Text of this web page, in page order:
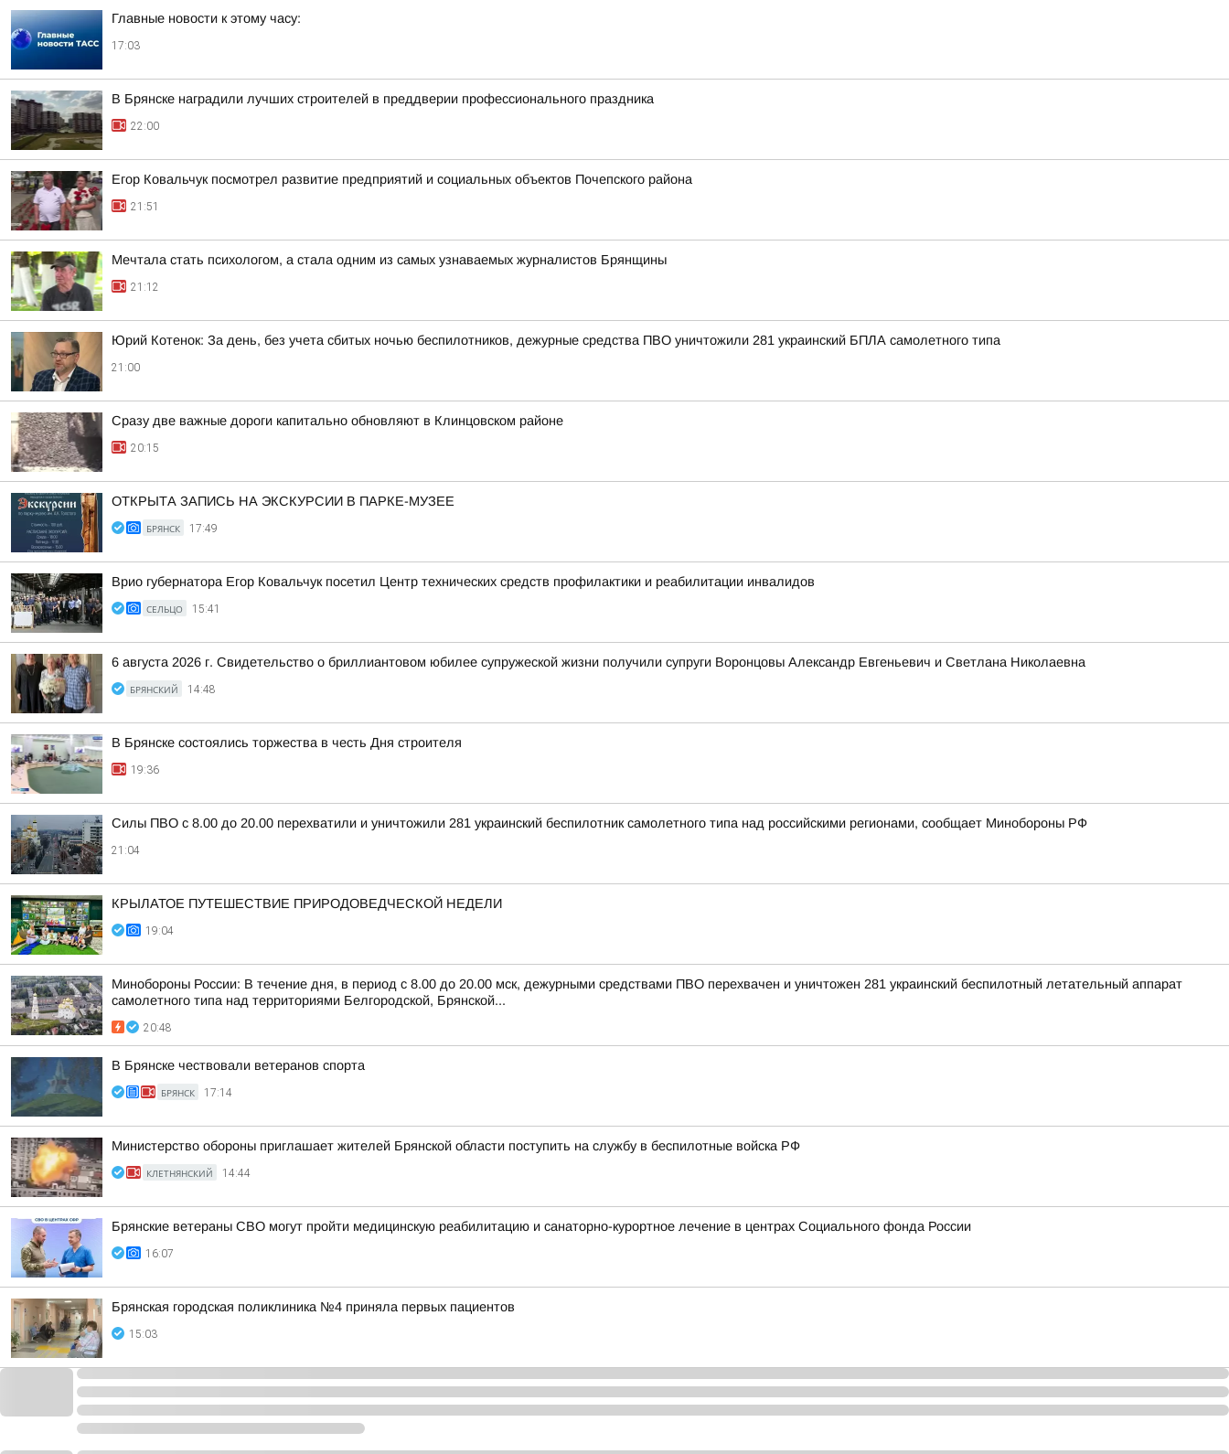
Главные новости к этому часу:
17:03
В Брянске наградили лучших строителей в преддверии профессионального праздника
22:00
Егор Ковальчук посмотрел развитие предприятий и социальных объектов Почепского района
21:51
Мечтала стать психологом, а стала одним из самых узнаваемых журналистов Брянщины
21:12
Юрий Котенок: За день, без учета сбитых ночью беспилотников, дежурные средства ПВО уничтожили 281 украинский БПЛА самолетного типа
21:00
Сразу две важные дороги капитально обновляют в Клинцовском районе
20:15
ОТКРЫТА ЗАПИСЬ НА ЭКСКУРСИИ В ПАРКЕ-МУЗЕЕ
БРЯНСК 17:49
Врио губернатора Егор Ковальчук посетил Центр технических средств профилактики и реабилитации инвалидов
СЕЛЬЦО 15:41
6 августа 2026 г. Свидетельство о бриллиантовом юбилее супружеской жизни получили супруги Воронцовы Александр Евгеньевич и Светлана Николаевна
БРЯНСКИЙ 14:48
В Брянске состоялись торжества в честь Дня строителя
19:36
Силы ПВО с 8.00 до 20.00 перехватили и уничтожили 281 украинский беспилотник самолетного типа над российскими регионами, сообщает Минобороны РФ
21:04
КРЫЛАТОЕ ПУТЕШЕСТВИЕ ПРИРОДОВЕДЧЕСКОЙ НЕДЕЛИ
19:04
Минобороны России: В течение дня, в период с 8.00 до 20.00 мск, дежурными средствами ПВО перехвачен и уничтожен 281 украинский беспилотный летательный аппарат
самолетного типа над территориями Белгородской, Брянской...
20:48
В Брянске чествовали ветеранов спорта
БРЯНСК 17:14
Министерство обороны приглашает жителей Брянской области поступить на службу в беспилотные войска РФ
КЛЕТНЯНСКИЙ 14:44
Брянские ветераны СВО могут пройти медицинскую реабилитацию и санаторно-курортное лечение в центрах Социального фонда России
16:07
Брянская городская поликлиника №4 приняла первых пациентов
15:03